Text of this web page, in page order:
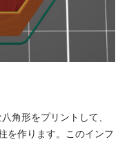
角形をプリントして、
を作ります。このインフ